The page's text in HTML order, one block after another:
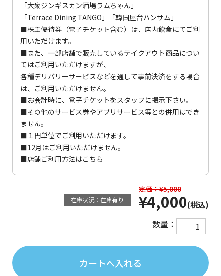
「大衆ジンギスカン酒場ラムちゃん」
「Terrace Dining TANGO」「韓国屋台ハンサム」
■株主優待券（電子チケット含む）は、店内飲食にてご利
用いただけます。
■また、一部店舗で販売しているテイクアウト商品につい
てはご利用いただけますが、
各種デリバリーサービスなどを通して事前決済をする場合
は、ご利用いただけません。
■お会計時に、電子チケットをスタッフに掲示下さい。
■その他のサービス券やアプリサービス等との併用はでき
ません。
■１円単位でご利用いただけます。
■12月はご利用いただけません。
■店舗ご利用方法はこちら
在庫状況：在庫有り
定価：¥5,000
¥4,000(税込)
数量：